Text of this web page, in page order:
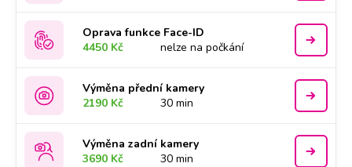
Oprava funkce Face-ID
4450 Kč
nelze na počkání
Výměna přední kamery
2190 Kč
30 min
Výměna zadní kamery
3690 Kč
30 min